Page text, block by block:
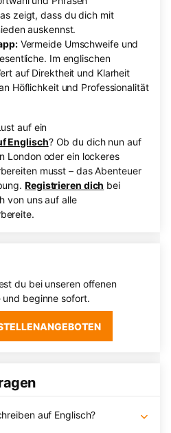
zeigt, dass du dich mit
auskennst.
Vermeide Umschweife und
Im englischen
auf Direktheit und Klarheit
Höflichkeit und Professionalität
auf ein
Englisch? Ob du dich nun auf
London oder ein lockeres
musst – das Abenteuer
Registrieren dich bei
von uns auf alle
du bei unseren offenen
und beginne sofort.
auf Englisch?